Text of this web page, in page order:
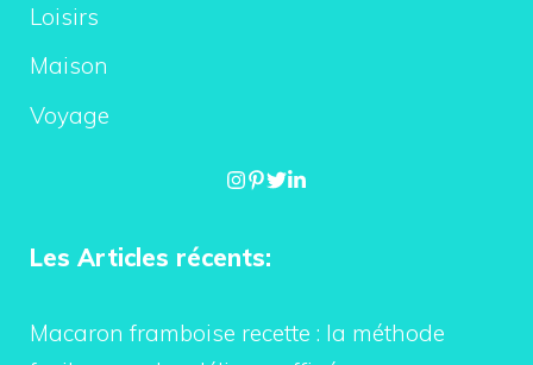
Loisirs
Maison
Voyage
Les Articles récents:
Macaron framboise recette : la méthode